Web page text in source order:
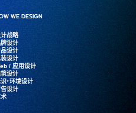
WE DESIGN
WE DESIGN
战略
战略
设计
设计
品设计
品设计
设计
设计
/ 应用设计
/ 应用设计
设计
设计
・环境设计
・环境设计
告设计
告设计